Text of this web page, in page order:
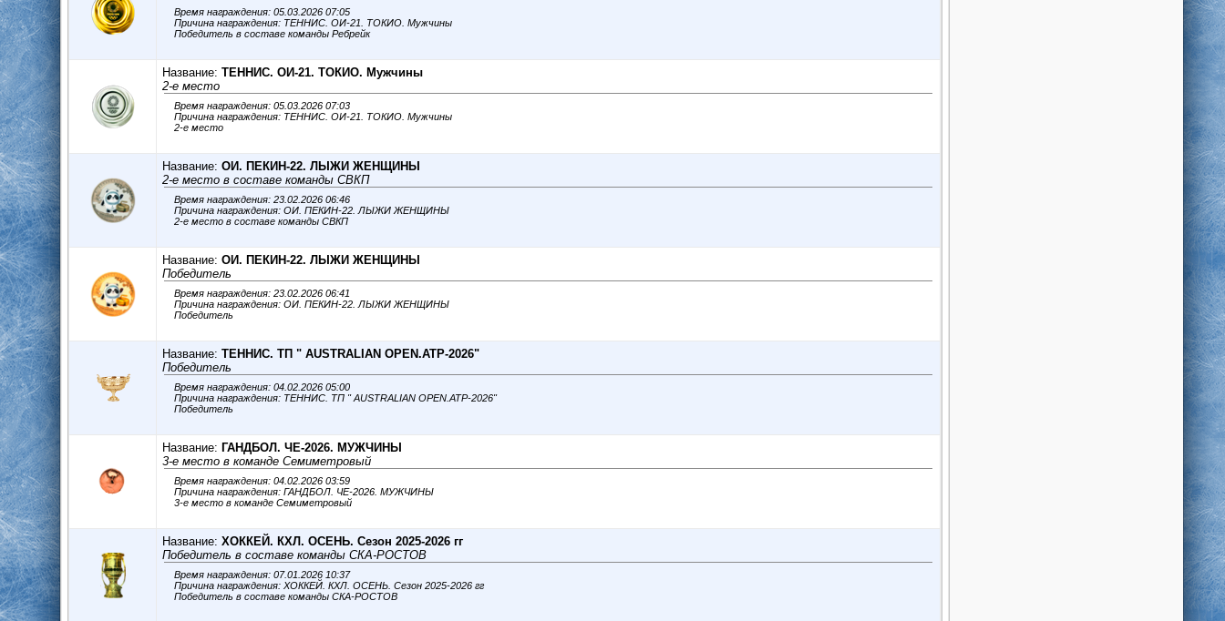
Время награждения: 05.03.2026 07:05
Причина награждения: ТЕННИС. ОИ-21. ТОКИО. Мужчины
Победитель в составе команды Ребрейк
Название: ТЕННИС. ОИ-21. ТОКИО. Мужчины
2-е место
Время награждения: 05.03.2026 07:03
Причина награждения: ТЕННИС. ОИ-21. ТОКИО. Мужчины
2-е место
Название: ОИ. ПЕКИН-22. ЛЫЖИ ЖЕНЩИНЫ
2-е место в составе команды СВКП
Время награждения: 23.02.2026 06:46
Причина награждения: ОИ. ПЕКИН-22. ЛЫЖИ ЖЕНЩИНЫ
2-е место в составе команды СВКП
Название: ОИ. ПЕКИН-22. ЛЫЖИ ЖЕНЩИНЫ
Победитель
Время награждения: 23.02.2026 06:41
Причина награждения: ОИ. ПЕКИН-22. ЛЫЖИ ЖЕНЩИНЫ
Победитель
Название: ТЕННИС. ТП " AUSTRALIAN OPEN.АТР-2026"
Победитель
Время награждения: 04.02.2026 05:00
Причина награждения: ТЕННИС. ТП " AUSTRALIAN OPEN.АТР-2026"
Победитель
Название: ГАНДБОЛ. ЧЕ-2026. МУЖЧИНЫ
3-е место в команде Семиметровый
Время награждения: 04.02.2026 03:59
Причина награждения: ГАНДБОЛ. ЧЕ-2026. МУЖЧИНЫ
3-е место в команде Семиметровый
Название: ХОККЕЙ. КХЛ. ОСЕНЬ. Сезон 2025-2026 гг
Победитель в составе команды СКА-РОСТОВ
Время награждения: 07.01.2026 10:37
Причина награждения: ХОККЕЙ. КХЛ. ОСЕНЬ. Сезон 2025-2026 гг
Победитель в составе команды СКА-РОСТОВ